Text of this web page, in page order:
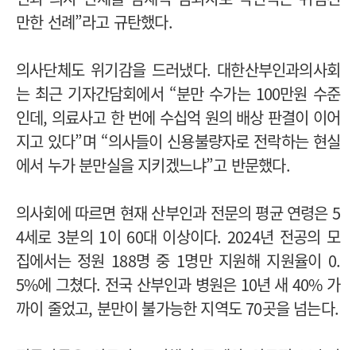
만한 선례”라고 규탄했다.
의사단체도 위기감을 드러냈다. 대한산부인과의사회
는 최근 기자간담회에서 “분만 수가는 100만원 수준
인데, 의료사고 한 번에 수십억 원의 배상 판결이 이어
지고 있다”며 “의사들이 신용불량자로 전락하는 현실
에서 누가 분만실을 지키겠느냐”고 반문했다.
의사회에 따르면 현재 산부인과 전문의 평균 연령은 5
4세로 3분의 1이 60대 이상이다. 2024년 전공의 모
집에서는 정원 188명 중 1명만 지원해 지원율이 0.
5%에 그쳤다. 전국 산부인과 병원은 10년 새 40% 가
까이 줄었고, 분만이 불가능한 지역도 70곳을 넘는다.